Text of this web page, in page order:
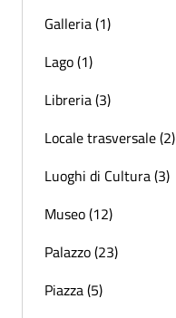
Galleria (1)
Lago (1)
Libreria (3)
Locale trasversale (2)
Luoghi di Cultura (3)
Museo (12)
Palazzo (23)
Piazza (5)